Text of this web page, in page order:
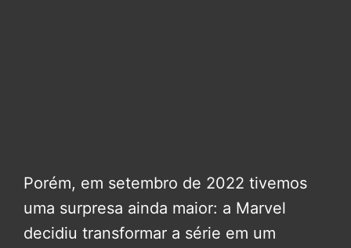
Porém, em setembro de 2022 tivemos
uma surpresa ainda maior: a Marvel
decidiu transformar a série em um